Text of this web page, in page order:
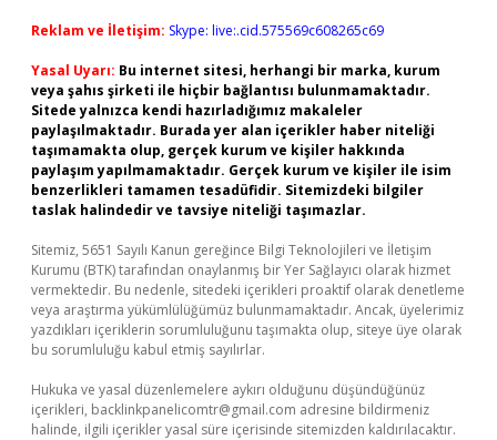
Reklam ve İletişim: Skype: live:.cid.575569c608265c69
Yasal Uyarı: Bu internet sitesi, herhangi bir marka, kurum
veya şahıs şirketi ile hiçbir bağlantısı bulunmamaktadır.
Sitede yalnızca kendi hazırladığımız makaleler
paylaşılmaktadır. Burada yer alan içerikler haber niteliği
taşımamakta olup, gerçek kurum ve kişiler hakkında
paylaşım yapılmamaktadır. Gerçek kurum ve kişiler ile isim
benzerlikleri tamamen tesadüfidir. Sitemizdeki bilgiler
taslak halindedir ve tavsiye niteliği taşımazlar.
Sitemiz, 5651 Sayılı Kanun gereğince Bilgi Teknolojileri ve İletişim
Kurumu (BTK) tarafından onaylanmış bir Yer Sağlayıcı olarak hizmet
vermektedir. Bu nedenle, sitedeki içerikleri proaktif olarak denetleme
veya araştırma yükümlülüğümüz bulunmamaktadır. Ancak, üyelerimiz
yazdıkları içeriklerin sorumluluğunu taşımakta olup, siteye üye olarak
bu sorumluluğu kabul etmiş sayılırlar.
Hukuka ve yasal düzenlemelere aykırı olduğunu düşündüğünüz
içerikleri, backlinkpanelicomtr@gmail.com adresine bildirmeniz
halinde, ilgili içerikler yasal süre içerisinde sitemizden kaldırılacaktır.